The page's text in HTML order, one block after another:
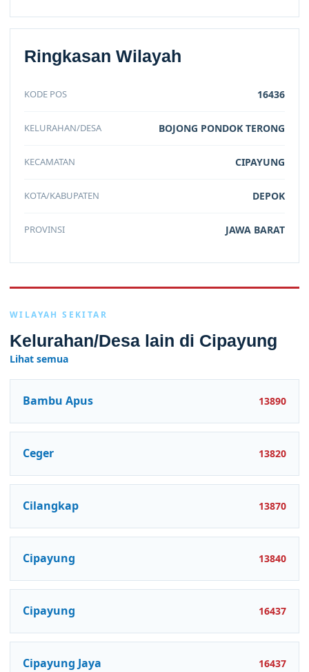
Ringkasan Wilayah
KODE POS 16436
KELURAHAN/DESA BOJONG PONDOK TERONG
KECAMATAN CIPAYUNG
KOTA/KABUPATEN DEPOK
PROVINSI JAWA BARAT
WILAYAH SEKITAR
Kelurahan/Desa lain di Cipayung
Lihat semua
Bambu Apus 13890
Ceger 13820
Cilangkap 13870
Cipayung 13840
Cipayung 16437
Cipayung Jaya 16437